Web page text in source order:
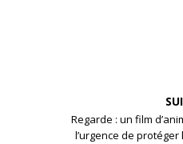
Regarde : un film
l’urgence de